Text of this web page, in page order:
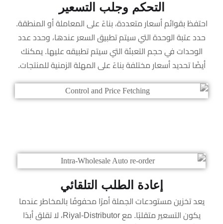
التحكم وجلب التسعير
احتفظ بقوائم أسعار متعددة، بناءً على المعاملة أو المنطقة.
حدد عتبة الوحدة التي سيتم تطبيق السعر عندها، وحدد عدد
الوحدات في حجم التعبئة التي سيتم تطبيقه عليها. يمكنك
أيضًا تحديد أسعار مختلفة بناءً على المهلة الزمنية للمنتجات.
إعادة الطلب التلقائي
يعد تخزين مستودعات الجملة أمرًا محفوفًا بالمخاطر عندما
يكون التسعير متقلبًا. مع Riyal-Distributor، لا تقلق أبدًا